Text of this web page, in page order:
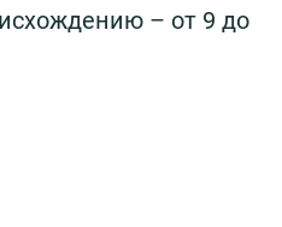
– от 9 до